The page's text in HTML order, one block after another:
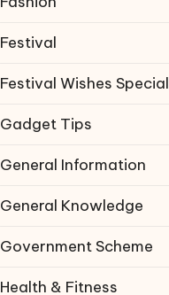
Festival
Festival Wishes Special
Gadget Tips
General Information
General Knowledge
Government Scheme
Health & Fitness